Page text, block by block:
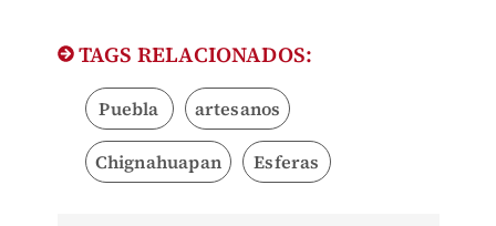
TAGS RELACIONADOS:
Puebla artesanos
Chignahuapan Esferas